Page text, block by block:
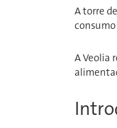
A torre
consumo
A Veolia